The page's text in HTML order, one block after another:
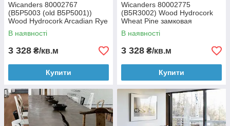
Wicanders 80002767
(B5P5003 (old B5P5001))
Wood Hydrocork Arcadian Rye
Pine замкова вінілова плитка
В наявності
3 328 ₴/кв.м
Купити
Wicanders 80002775
(B5R3002) Wood Hydrocork
Wheat Pine замковая
виниловая плитка
В наявності
3 328 ₴/кв.м
Купити